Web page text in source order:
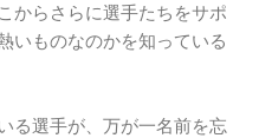
からさらに選手たちをサポ
いものなのかを知っている
る選手が、万が一名前を忘